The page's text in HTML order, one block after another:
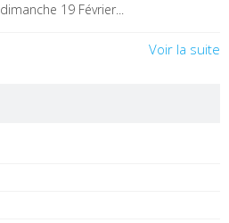
dimanche 19 Février...
Voir la suite